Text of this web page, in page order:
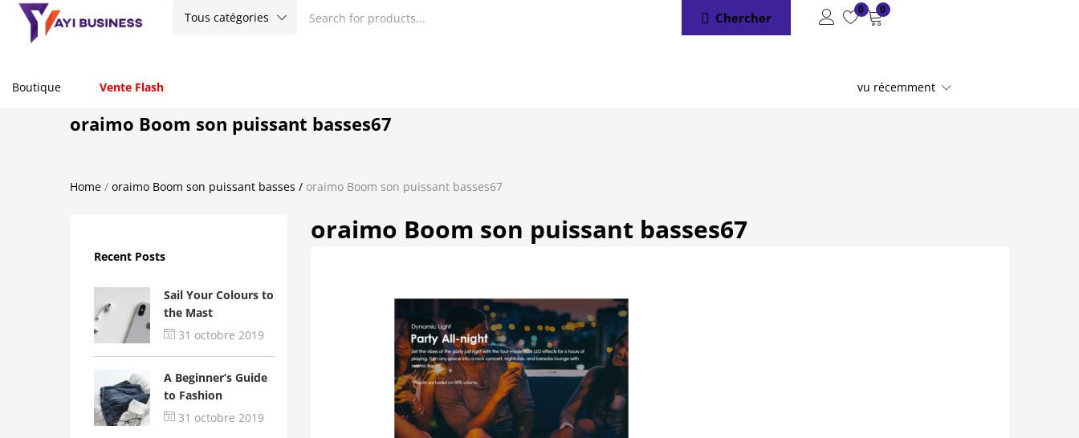
Tous catégories Chercher
0 0
Boutique Vente Flash vu récemment
oraimo Boom son puissant basses67
Home / oraimo Boom son puissant basses / oraimo Boom son puissant basses67
Recent Posts
Sail Your Colours to
the Mast
31 octobre 2019
A Beginner’s Guide
to Fashion
31 octobre 2019
oraimo Boom son puissant basses67